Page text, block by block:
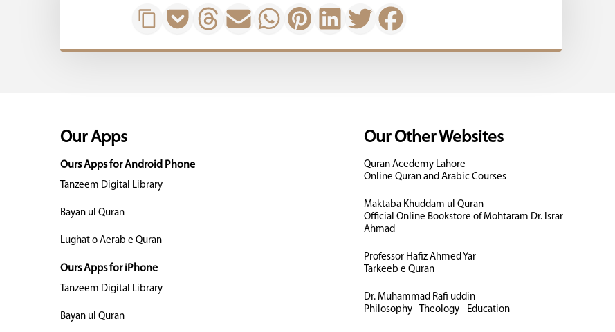
Our Other Websites
Quran Acedemy Lahore
Online Quran and Arabic Courses
Maktaba Khuddam ul Quran
Official Online Bookstore of Mohtaram Dr. Israr
Ahmad
Professor Hafiz Ahmed Yar
Tarkeeb e Quran
Dr. Muhammad Rafi uddin
Philosophy - Theology - Education
Our Apps
Ours Apps for Android Phone
Tanzeem Digital Library
Bayan ul Quran
Lughat o Aerab e Quran
Ours Apps for iPhone
Tanzeem Digital Library
Bayan ul Quran